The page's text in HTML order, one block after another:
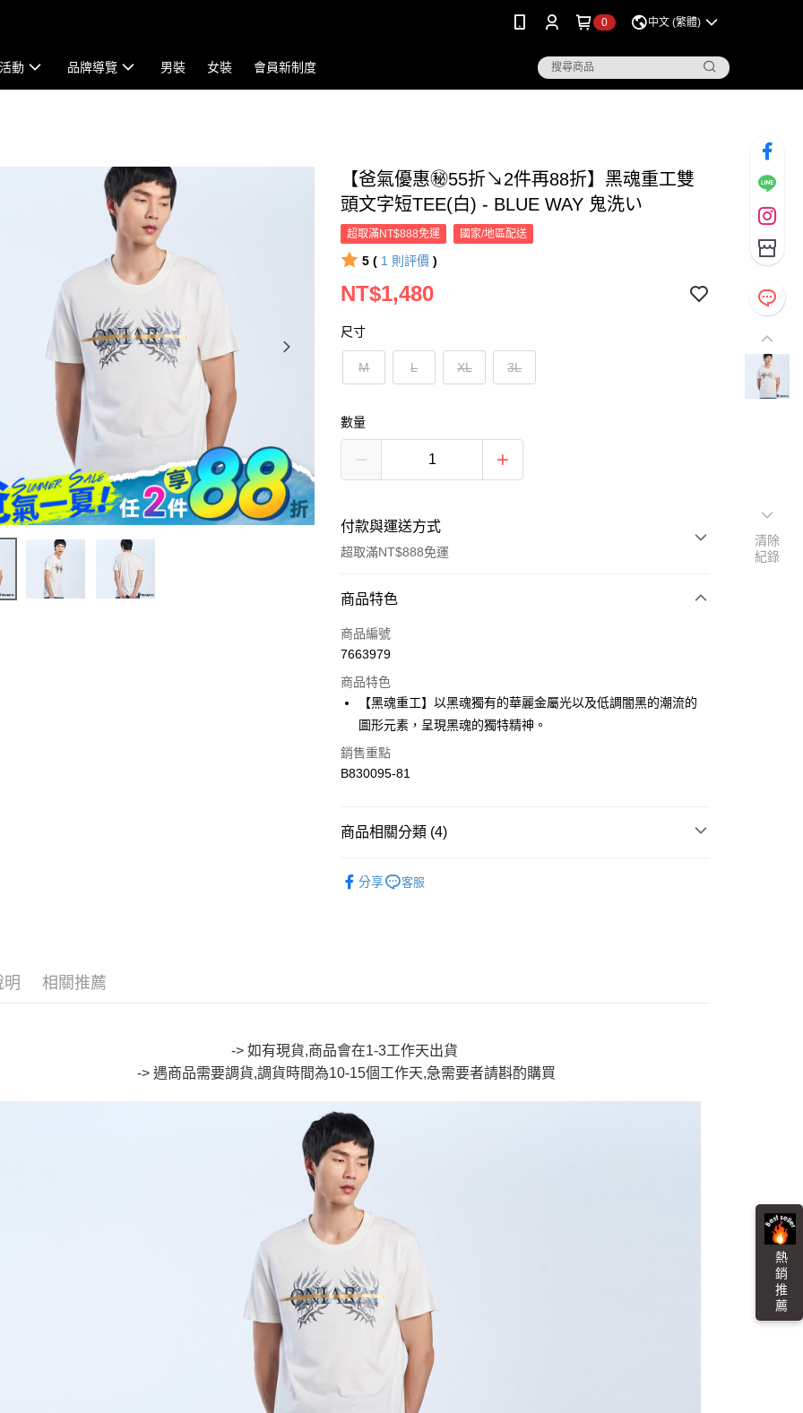
熱 銷 推 薦
0 中文 (繁體)
動 品牌導覽 男裝 女裝 會員新制度
【爸氣優惠㊙55折↘2件再88折】黑魂重工雙
頭文字短TEE(白) - BLUE WAY 鬼洗い
超取滿NT$888免運 國家/地區配送
5 ( 1 則評價 )
NT$1,480
尺寸
M L XL 3L
數量
付款與運送方式
超取滿NT$888免運
付款方式
信用卡一次付款
LINE Pay
Apple Pay
街口支付
Google Pay
消。如遇「轉專審核」未通過狀況，表示未達大哥付你分期系統評分，恕
無法說明評估內容。
【繳款方式說明】
醒簡訊。
2.透過簡訊連結打開帳單後，可選擇「超商條碼／台灣大直營門市／銀行轉
帳／街口支付／iPASS MONEY」等通路繳費。
【注意事項】
1.本服務係由「台灣大哥大股份有限公司」（以下簡稱本公司）所提供，讓
用戶於交易時，得透過本服務購買商品或服務，並由商店將買賣／分期付
款買賣價金債權讓與本公司後，依約使用本公司帳單繳交帳款。
2.基於同意付款使用「大哥付你分期」之契約關係目的，商店將以您的個人
用，由本公司與您本人進行分期帳單所需資料之確認、核對及更正。
3.完整用戶服務條款，請詳閱以下連結：
２．便利：只要手機號碼，簡訊認證，即可結帳。
３．安心：先確認商品／服務後，再付款。
【「AFTEE先享後付」結帳流程】
１．於結帳方式選擇「AFTEE先享後付」後，將跳轉至「AFTEE先享後
付」結帳頁面，進行簡訊認證並確認金額後，即可完成結帳。
２．訂單成立數日內，您將收到繳費通知簡訊。
３．收到繳費通知簡訊後14天內，點擊此簡訊中的連結，可透過四大超商
／ATM／網路銀行／等多元方式進行付款，方視為交易完成。
※ 請注意：結帳手續完成當下不需立刻繳費，但若您需要取消訂單，請聯
絡購買商品的店家。未經商家同意取消之訂單仍視為有效，需透過AFTEE
先享後付繳納相關費用。
※ 交易是否成功請以「AFTEE先享後付 」之結帳頁面顯示為準，若有關於
付客戶支援中心」
【注意事項】
１．透過由恩沛科技股份有限公司提供之「AFTEE先享後付」服務完成之
交易，需依本服務之必要範圍內提供個人資料，並將交易相關給付款項請
求債權轉讓予恩沛科技股份有限公司。
２．關於個人資料處理事宜，請瀏覽以下網址：
https://aftee.tw/terms/#terms3
３．未成年的使用者請事先徵得法定代理人或監護人之同意方可使用
運送方式
每筆NT$80，滿NT$888(含以上)免運費
付款後全家取貨
每筆NT$80，滿NT$888(含以上)免運費
萊爾富取貨付款
每筆NT$60，滿NT$3,000(含以上)免運費
付款後萊爾富取貨
每筆NT$60，滿NT$3,000(含以上)免運費
7-11取貨付款
每筆NT$80，滿NT$3,000(含以上)免運費
付款後7-11取貨
每筆NT$80，滿NT$3,000(含以上)免運費
商品特色
商品編號
7663979
商品特色
【黑魂重工】以黑魂獨有的華麗金屬光以及低調闇黑的潮流的
圖形元素，呈現黑魂的獨特精神。
銷售重點
B830095-81
商品相關分類 (4)
分享 客服
明 相關推薦
-> 如有現貨,商品會在1-3工作天出貨
-> 遇商品需要調貨,調貨時間為10-15個工作天,急需要者請斟酌購買
清除
紀錄